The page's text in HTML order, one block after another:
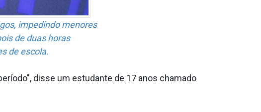
impedindo menores
de duas horas
de escola.
disse um estudante de 17 anos chamado